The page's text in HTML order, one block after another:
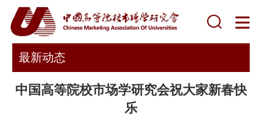
最新动态
中国高等院校市场学研究会祝大家新春快
乐